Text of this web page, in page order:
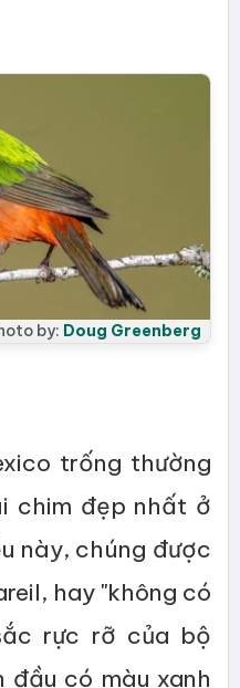
by: Doug Greenberg
trống thường
chim đẹp nhất ở
này, chúng được
hay "không có
rực rỡ của bộ
đầu có màu xanh